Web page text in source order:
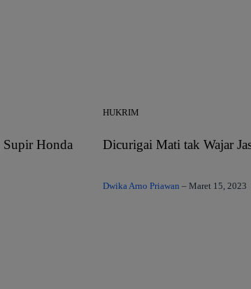
Supir Honda
HUKRIM
Dicurigai Mati tak Wajar
Dwika Arno Priawan – Maret 15, 2023